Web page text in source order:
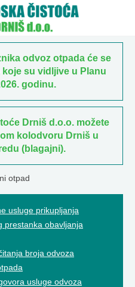
odvoz otpada će se
su vidljive u Planu
godinu.
Drniš d.o.o. možete
kolodvoru Drniš u
(blagajni).
otpad
usluge prikupljanja
prestanka obavljanja
broja odvoza
usluge odvoza